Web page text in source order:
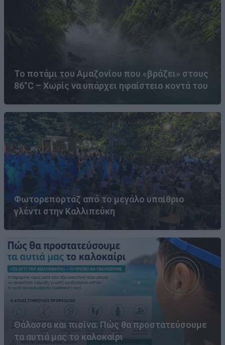
Το ποτάμι του Αμαζονίου που «βράζει» στους
86°C – Χωρίς να υπάρχει ηφαίστειο κοντά του
Φωτορεπορτάζ από το μεγάλο υπαίθριο
γλέντι στην Καλλιπεύκη
Θάλασσα και πισίνα: Πώς θα προστατεύσουμε
τα αυτιά μας το καλοκαίρι